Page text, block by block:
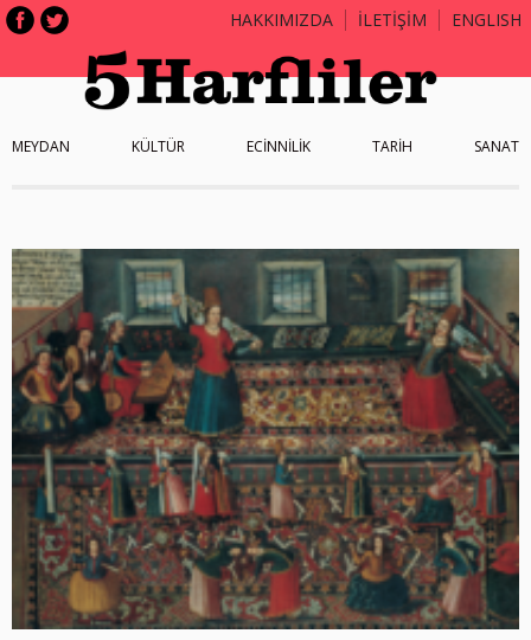
HAKKIMIZDA İLETİŞİM ENGLISH
MEYDAN KÜLTÜR ECİNNİLİK TARİH SANAT